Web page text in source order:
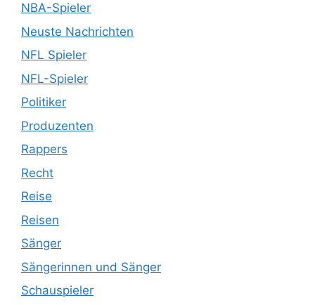
NBA-Spieler
Neuste Nachrichten
NFL Spieler
NFL-Spieler
Politiker
Produzenten
Rappers
Recht
Reise
Reisen
Sänger
Sängerinnen und Sänger
Schauspieler